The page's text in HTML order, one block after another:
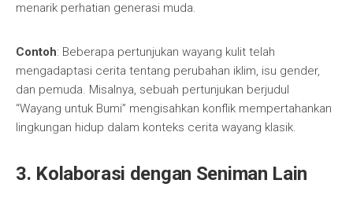
menarik perhatian generasi muda.
Contoh: Beberapa pertunjukan wayang kulit telah
mengadaptasi cerita tentang perubahan iklim, isu gender,
dan pemuda. Misalnya, sebuah pertunjukan berjudul
“Wayang untuk Bumi” mengisahkan konflik mempertahankan
lingkungan hidup dalam konteks cerita wayang klasik.
3. Kolaborasi dengan Seniman Lain